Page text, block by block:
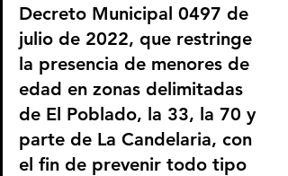
Decreto Municipal 0497 de
julio de 2022, que restringe
la presencia de menores de
edad en zonas delimitadas
de El Poblado, la 33, la 70 y
parte de La Candelaria, con
el fin de prevenir todo tipo